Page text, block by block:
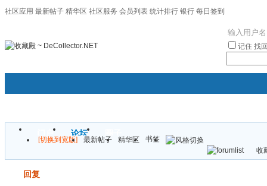
社区应用 最新帖子 精华区 社区服务 会员列表 统计排行 银行 每日签到
记住 找
门户 论坛
[切换到宽版] 最新帖子 精华区
书签
收
回复